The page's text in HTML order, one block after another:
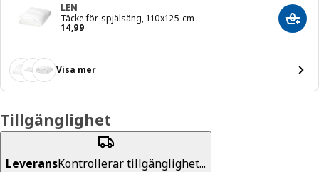
LEN
Täcke för spjälsäng, 110x125 cm
14,99
Pris 14,99 Lägg
Visa mer
Tillgänglighet
LeveransKontrollerar tillgänglighet...